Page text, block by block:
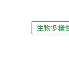
生物多樣